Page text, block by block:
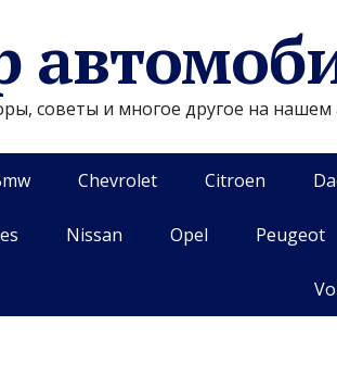
советы и многое другое на
Chevrolet Citroen
Nissan Opel Peugeot